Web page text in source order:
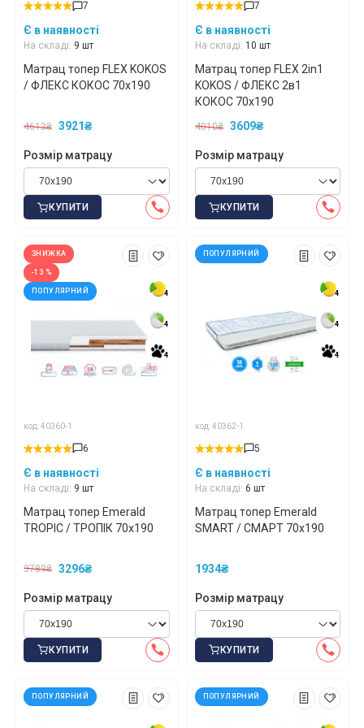
7
Є в наявності
На складі: 9 шт
Матрац топер FLEX KOKOS
/ ФЛЕКС КОКОС 70x190
4613₴ 3921₴
Розмір матрацу
КУПИТИ
7
Є в наявності
На складі: 10 шт
Матрац топер FLEX 2in1
KOKOS / ФЛЕКС 2в1
КОКОС 70x190
4010₴ 3609₴
Розмір матрацу
КУПИТИ
4
4
4
ЗНИЖКА
-13 %
ПОПУЛЯРНИЙ
код: 40360-1
6
Є в наявності
На складі: 9 шт
4
4
4
Матрац топер Emerald
TROPIC / ТРОПІК 70x190
3789₴ 3296₴
Розмір матрацу
КУПИТИ
4
4
4
ПОПУЛЯРНИЙ
код: 40362-1
5
Є в наявності
На складі: 6 шт
4
4
4
Матрац топер Emerald
SMART / СМАРТ 70x190
1934₴
Розмір матрацу
КУПИТИ
ПОПУЛЯРНИЙ ПОПУЛЯРНИЙ